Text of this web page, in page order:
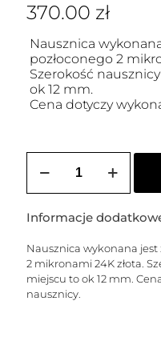
370.00 zł
Nausznica
pozłoconego 2
Szerokość
ok 12 mm.
Cena dotyczy
Nausznica
SATYNA
Informacje
Nausznica wykonana jest
2 mikronami 24K złota.
miejscu to ok 12 mm.
nausznicy.